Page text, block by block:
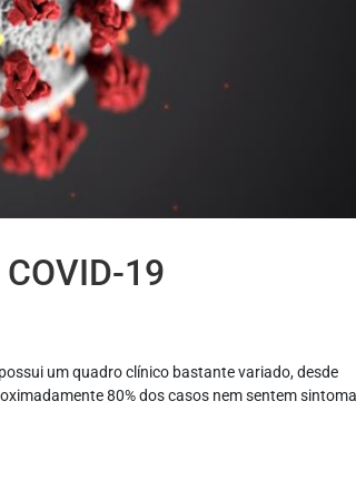
19
um quadro clínico bastante variado, desde
80% dos casos nem sentem